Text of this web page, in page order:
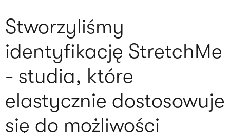
Stworzyliśmy
identyfikację StretchMe
- studia, które
elastycznie dostosowuje
się do możliwości